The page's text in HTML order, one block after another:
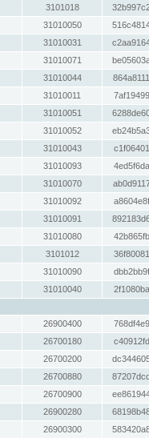
3101018
31010050
31010031
31010071
31010044
31010011
31010051
31010052
31010043
31010093
31010070
31010092
31010091
31010080
3101012
31010090
31010040
26900400
26700180
26700200
26700880
26700900
26900280
26900300